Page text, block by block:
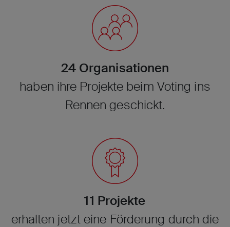
24 Organisationen
haben ihre Projekte beim Voting ins
Rennen geschickt.
11 Projekte
erhalten jetzt eine Förderung durch die